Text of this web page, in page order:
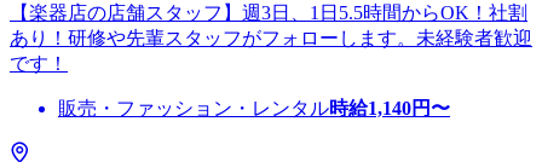
【楽器店の店舗スタッフ】週3日、1日5.5時間からOK！社割
あり！研修や先輩スタッフがフォローします。未経験者歓迎
です！
販売・ファッション・レンタル時給1,140円〜